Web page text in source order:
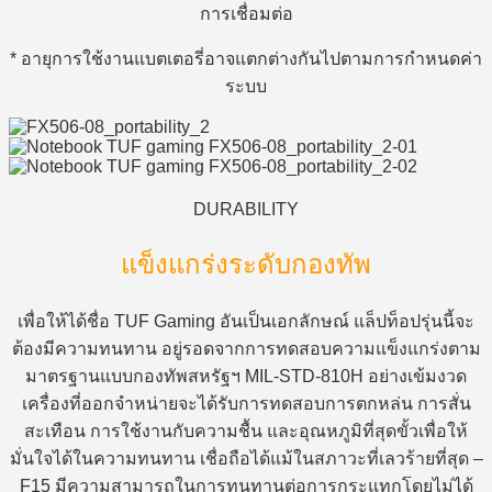
การเชื่อมต่อ
* อายุการใช้งานแบตเตอรี่อาจแตกต่างกันไปตามการกำหนดค่า
ระบบ
DURABILITY
แข็งแกร่งระดับกองทัพ
เพื่อให้ได้ชื่อ TUF Gaming อันเป็นเอกลักษณ์ แล็ปท็อปรุ่นนี้จะ
ต้องมีความทนทาน อยู่รอดจากการทดสอบความแข็งแกร่งตาม
มาตรฐานแบบกองทัพสหรัฐฯ MIL-STD-810H อย่างเข้มงวด
เครื่องที่ออกจำหน่ายจะได้รับการทดสอบการตกหล่น การสั่น
สะเทือน การใช้งานกับความชื้น และอุณหภูมิที่สุดขั้วเพื่อให้
มั่นใจได้ในความทนทาน เชื่อถือได้แม้ในสภาวะที่เลวร้ายที่สุด –
F15 มีความสามารถในการทนทานต่อการกระแทกโดยไม่ได้